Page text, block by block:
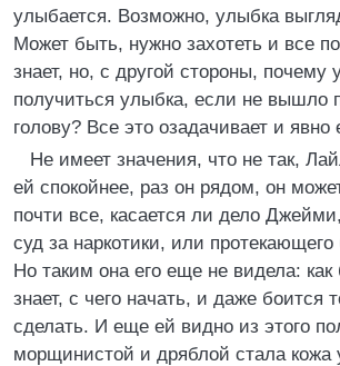
улыбается. Возможно, улыбка
Может быть, нужно захотеть и все
знает, но, с другой стороны, почему
получиться улыбка, если не вышло
голову? Все это озадачивает и явно
Не имеет значения, что не так,
ей спокойнее, раз он рядом, он
почти все, касается ли дело
суд за наркотики, или протекающего
Но таким она его еще не видела: как
знает, с чего начать, и даже боится
сделать. И еще ей видно из этого
морщинистой и дряблой стала кожа